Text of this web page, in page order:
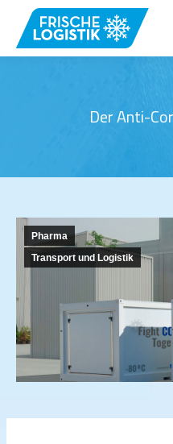
Der Anti-
Pharma
Transport und Logistik